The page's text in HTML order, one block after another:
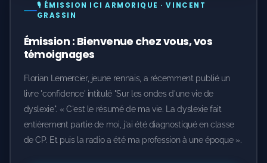
🎙️ ÉMISSION ICI ARMORIQUE · VINCENT
GRASSIN
Émission : Bienvenue chez vous, vos
témoignages
Florian Lemercier, jeune rennais, a récemment publié un
livre 'confidence' intitulé "Sur les ondes d'une vie de
dyslexie". « C'est le résumé de ma vie. La dyslexie fait
entièrement partie de moi, j'ai été diagnostiqué en classe
de CP. Et puis la radio a été ma profession à une époque ».